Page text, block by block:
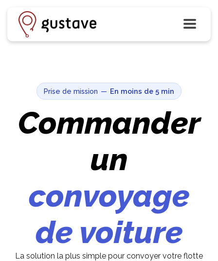
Prise de mission — En moins de 5 min
Commander
un
convoyage
de voiture
La solution la plus simple pour convoyer votre flotte